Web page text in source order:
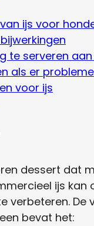
ijs voor
te serveren
als er
voor ijs
dessert dat
ijs
verbeteren. De
bevat het: